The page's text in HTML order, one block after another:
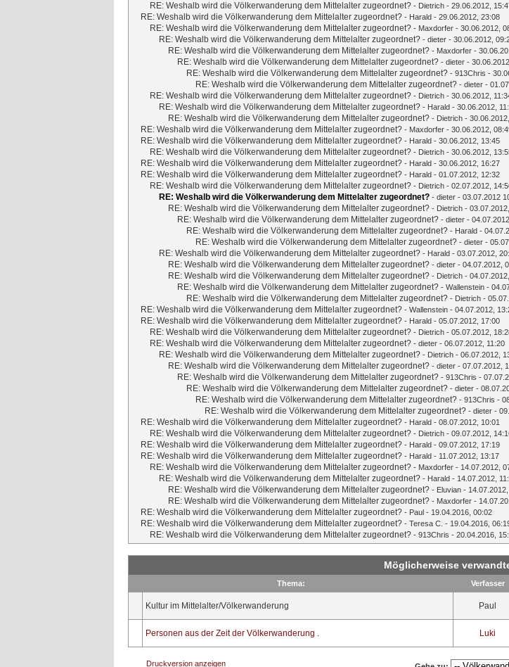
RE: Weshalb wird die Völkerwanderung dem Mittelalter zugeordnet? - Dietrich - 29.06.2012,
RE: Weshalb wird die Völkerwanderung dem Mittelalter zugeordnet? - Harald - 29.06.2012, 23:08
RE: Weshalb wird die Völkerwanderung dem Mittelalter zugeordnet? - Maxdorfer - 30.06.2012,
RE: Weshalb wird die Völkerwanderung dem Mittelalter zugeordnet? - dieter - 30.06.2012,
RE: Weshalb wird die Völkerwanderung dem Mittelalter zugeordnet? - Maxdorfer -
RE: Weshalb wird die Völkerwanderung dem Mittelalter zugeordnet? - dieter -
RE: Weshalb wird die Völkerwanderung dem Mittelalter zugeordnet? - 913Chris -
RE: Weshalb wird die Völkerwanderung dem Mittelalter zugeordnet? - dieter -
RE: Weshalb wird die Völkerwanderung dem Mittelalter zugeordnet? - Dietrich - 30.06.2012,
RE: Weshalb wird die Völkerwanderung dem Mittelalter zugeordnet? - Harald - 30.06.2012,
RE: Weshalb wird die Völkerwanderung dem Mittelalter zugeordnet? - Dietrich -
RE: Weshalb wird die Völkerwanderung dem Mittelalter zugeordnet? - Maxdorfer - 30.06.2012,
RE: Weshalb wird die Völkerwanderung dem Mittelalter zugeordnet? - Harald - 30.06.2012, 13:45
RE: Weshalb wird die Völkerwanderung dem Mittelalter zugeordnet? - Dietrich - 30.06.2012,
RE: Weshalb wird die Völkerwanderung dem Mittelalter zugeordnet? - Harald - 30.06.2012, 16:27
RE: Weshalb wird die Völkerwanderung dem Mittelalter zugeordnet? - Harald - 01.07.2012, 12:32
RE: Weshalb wird die Völkerwanderung dem Mittelalter zugeordnet? - Dietrich - 02.07.2012,
RE: Weshalb wird die Völkerwanderung dem Mittelalter zugeordnet? - dieter - 03.07.2012
RE: Weshalb wird die Völkerwanderung dem Mittelalter zugeordnet? - Dietrich -
RE: Weshalb wird die Völkerwanderung dem Mittelalter zugeordnet? - dieter -
RE: Weshalb wird die Völkerwanderung dem Mittelalter zugeordnet? - Harald -
RE: Weshalb wird die Völkerwanderung dem Mittelalter zugeordnet? - dieter -
RE: Weshalb wird die Völkerwanderung dem Mittelalter zugeordnet? - Harald - 03.07.2012,
RE: Weshalb wird die Völkerwanderung dem Mittelalter zugeordnet? - dieter - 04.07.2012,
RE: Weshalb wird die Völkerwanderung dem Mittelalter zugeordnet? - Dietrich -
RE: Weshalb wird die Völkerwanderung dem Mittelalter zugeordnet? - Wallenstein -
RE: Weshalb wird die Völkerwanderung dem Mittelalter zugeordnet? - Dietrich -
RE: Weshalb wird die Völkerwanderung dem Mittelalter zugeordnet? - Wallenstein - 04.07.2012,
RE: Weshalb wird die Völkerwanderung dem Mittelalter zugeordnet? - Harald - 05.07.2012, 17:00
RE: Weshalb wird die Völkerwanderung dem Mittelalter zugeordnet? - Dietrich - 05.07.2012,
RE: Weshalb wird die Völkerwanderung dem Mittelalter zugeordnet? - dieter - 06.07.2012, 11:20
RE: Weshalb wird die Völkerwanderung dem Mittelalter zugeordnet? - Dietrich - 06.07.2012,
RE: Weshalb wird die Völkerwanderung dem Mittelalter zugeordnet? - dieter - 07.07.2012,
RE: Weshalb wird die Völkerwanderung dem Mittelalter zugeordnet? - 913Chris -
RE: Weshalb wird die Völkerwanderung dem Mittelalter zugeordnet? - dieter -
RE: Weshalb wird die Völkerwanderung dem Mittelalter zugeordnet? - 913Chris -
RE: Weshalb wird die Völkerwanderung dem Mittelalter zugeordnet? - dieter -
RE: Weshalb wird die Völkerwanderung dem Mittelalter zugeordnet? - Harald - 08.07.2012, 10:01
RE: Weshalb wird die Völkerwanderung dem Mittelalter zugeordnet? - Dietrich - 09.07.2012,
RE: Weshalb wird die Völkerwanderung dem Mittelalter zugeordnet? - Harald - 09.07.2012, 17:19
RE: Weshalb wird die Völkerwanderung dem Mittelalter zugeordnet? - Harald - 11.07.2012, 13:17
RE: Weshalb wird die Völkerwanderung dem Mittelalter zugeordnet? - Maxdorfer - 14.07.2012,
RE: Weshalb wird die Völkerwanderung dem Mittelalter zugeordnet? - Harald - 14.07.2012,
RE: Weshalb wird die Völkerwanderung dem Mittelalter zugeordnet? - Eluvian -
RE: Weshalb wird die Völkerwanderung dem Mittelalter zugeordnet? - Maxdorfer -
RE: Weshalb wird die Völkerwanderung dem Mittelalter zugeordnet? - Paul - 19.04.2016, 00:02
RE: Weshalb wird die Völkerwanderung dem Mittelalter zugeordnet? - Teresa C. - 19.04.2016,
RE: Weshalb wird die Völkerwanderung dem Mittelalter zugeordnet? - 913Chris - 20.04.2016,
Möglicherweise
Thema: Verfasser
Kultur im Mittelalter/Völkerwanderung Paul
Personen aus der Zeit der Völkerwanderung . Luki
Druckversion anzeigen